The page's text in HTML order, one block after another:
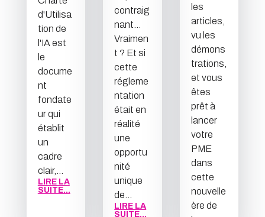
d'Utilisa
tion de
l'IA est
le
docume
nt
fondate
ur qui
établit
un
cadre
clair,...
LIRE LA
SUITE...
contraig
nant...
Vraimen
t ? Et si
cette
régleme
ntation
était en
réalité
une
opportu
nité
unique
de...
LIRE LA
SUITE...
les
articles,
vu les
démons
trations,
et vous
êtes
prêt à
lancer
votre
PME
dans
cette
nouvelle
ère de